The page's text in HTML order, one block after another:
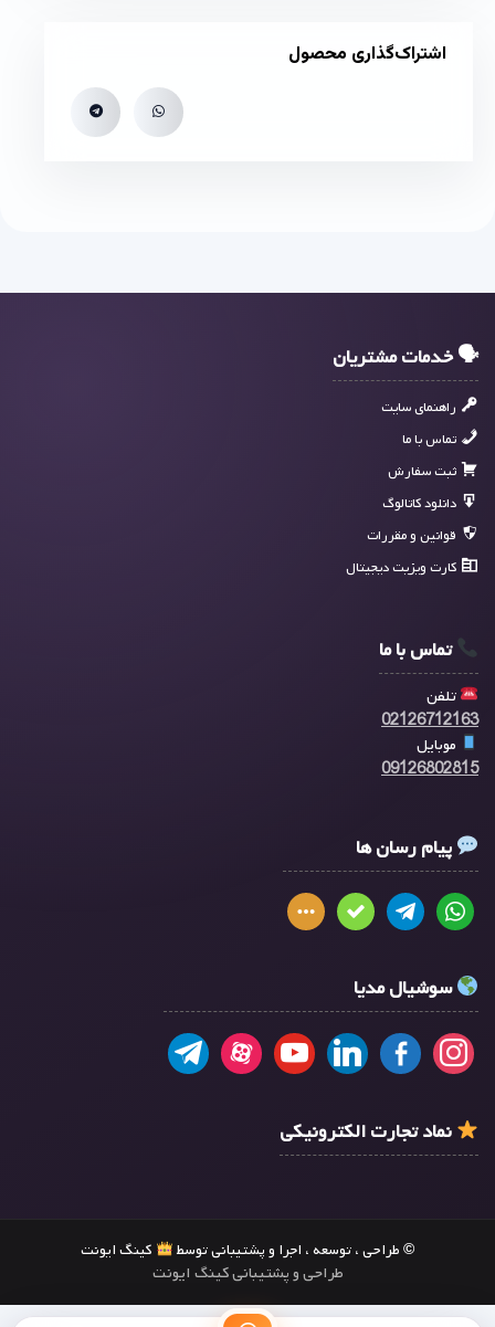
اشتراک‌گذاری محصول
🗣 خدمات مشتریان
راهنمای سایت
تماس با ما
ثبت سفارش
دانلود کاتالوگ
قوانین و مقررات
کارت ویزیت دیجیتال
تماس با ما
تلفن
02126712163
موبایل
09126802815
پیام رسان ها
سوشیال مدیا
نماد تجارت الکترونیکی
© طراحی ، توسعه ، اجرا و پشتیبانی توسط کینگ ایونت
طراحی و پشتیبانی کینگ ایونت